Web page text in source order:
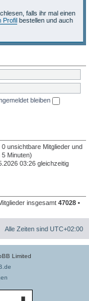
falls ihr mal einen
Profil bestellen und auch
bleiben
unsichtbare Mitglieder und
Minuten)
03:26 gleichzeitig
insgesamt 47028 •
Alle Zeiten sind UTC+02:00
Limited